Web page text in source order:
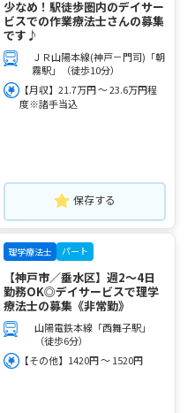
少なめ！駅徒歩圏内のデイサー
ビスでの作業療法士さんの募集
です♪
ＪＲ山陽本線(神戸－門司)「朝
霧駅」（徒歩10分）
【月収】21.7万円 ～ 23.6万円程
度※諸手当込
保存する
理学療法士 パート
【神戸市／垂水区】週2～4日
勤務OK◎デイサービスで理学
療法士の募集《非常勤》
山陽電鉄本線「西舞子駅」
（徒歩6分）
【その他】1420円 ～ 1520円